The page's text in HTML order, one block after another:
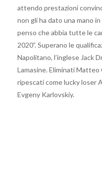
attendo prestazioni
non gli ha dato una mano
penso che abbia tutte le
2020”. Superano le
Napolitano, l’inglese Jack
Lamasine. Eliminati
ripescati come lucky loser
Evgeny Karlovskiy.